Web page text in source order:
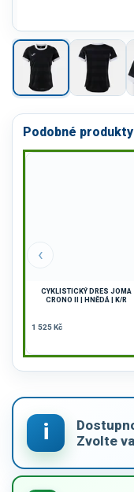
Podobné produkty
‹
CYKLISTICKÝ DRES JOMA
CRONO II | HNĚDÁ | K/R
1 525 Kč